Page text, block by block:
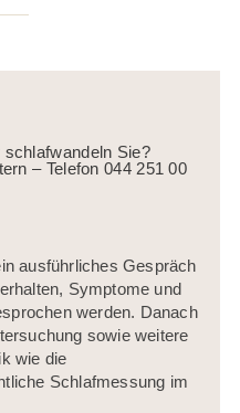
ausführliches Gespräch
Symptome und
werden. Danach
sowie weitere
wie die
Schlafmessung im